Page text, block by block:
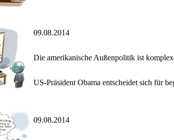
09.08.2014
Die amerikanische Außenpolitik ist
US-Präsident Obama entscheidet sich für
09.08.2014